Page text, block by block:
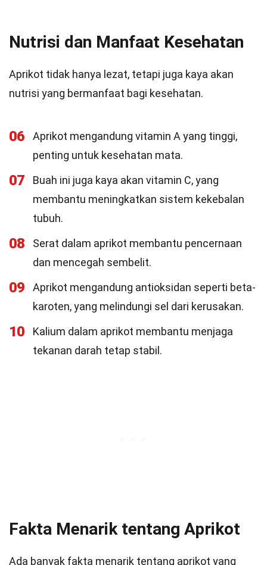
Nutrisi dan Manfaat Kesehatan
Aprikot tidak hanya lezat, tetapi juga kaya akan
nutrisi yang bermanfaat bagi kesehatan.
06
Aprikot mengandung vitamin A yang tinggi,
penting untuk kesehatan mata.
07
Buah ini juga kaya akan vitamin C, yang
membantu meningkatkan sistem kekebalan
tubuh.
08
Serat dalam aprikot membantu pencernaan
dan mencegah sembelit.
09
Aprikot mengandung antioksidan seperti beta-
karoten, yang melindungi sel dari kerusakan.
10
Kalium dalam aprikot membantu menjaga
tekanan darah tetap stabil.
Fakta Menarik tentang Aprikot
Ada banyak fakta menarik tentang aprikot yang